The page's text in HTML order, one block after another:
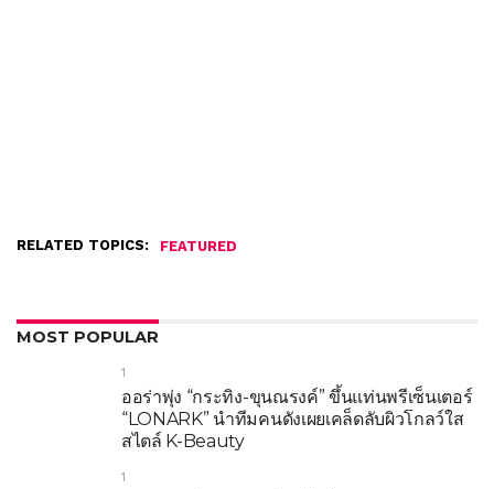
RELATED TOPICS: FEATURED
MOST POPULAR
1
ออร่าพุ่ง “กระทิง-ขุนณรงค์” ขึ้นแท่นพรีเซ็นเตอร์
“LONARK” นำทีมคนดังเผยเคล็ดลับผิวโกลว์ใส
สไตล์ K-Beauty
1